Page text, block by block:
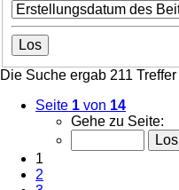
Die Suche ergab 211 Treffer
Seite 1 von 14
Gehe zu Seite:
1
2